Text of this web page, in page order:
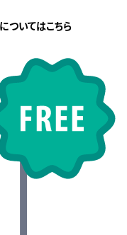
ついてはこちら